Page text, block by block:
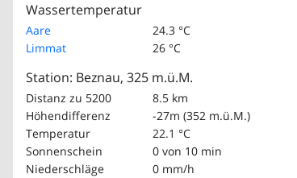
Wassertemperatur
Aare
24.3 °C
Limmat
26 °C
Station: Beznau, 325 m.ü.M.
Distanz zu 5200
8.5 km
Höhendifferenz
-27m (352 m.ü.M.)
Temperatur
22.1 °C
Sonnenschein
0 von 10 min
Niederschläge
0 mm/h